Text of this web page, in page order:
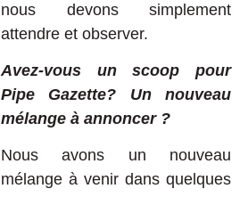
nous devons simplement
attendre et observer.
Avez-vous un scoop pour
Pipe Gazette? Un nouveau
mélange à annoncer ?
Nous avons un nouveau
mélange à venir dans quelques